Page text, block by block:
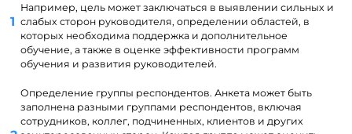
Например, цель может заключаться в выявлении сильных и
слабых сторон руководителя, определении областей, в
которых необходима поддержка и дополнительное
обучение, а также в оценке эффективности программ
обучения и развития руководителей.
Определение группы респондентов. Анкета может быть
заполнена разными группами респондентов, включая
сотрудников, коллег, подчиненных, клиентов и других